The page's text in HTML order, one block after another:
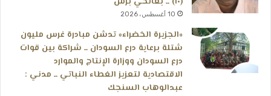
10 أغسطس، 2026
«الجزيرة الخضراء» تدشن مبادرة غرس مليون
شتلة برعاية درع السودان ــ شراكة بين قوات
درع السودان ووزارة الإنتاج والموارد
الاقتصادية لتعزيز الغطاء النباتي ــ مدني :
عبدالوهاب السنجك